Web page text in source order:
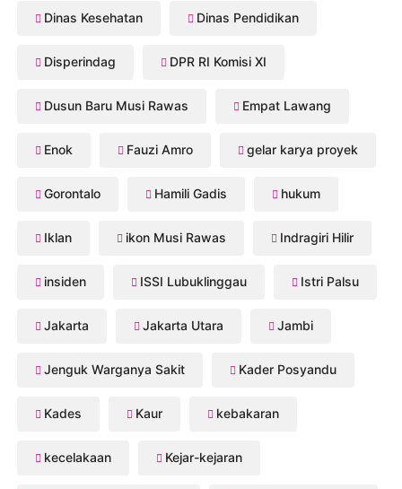
Dinas Kesehatan Dinas Pendidikan
Disperindag DPR RI Komisi XI
Dusun Baru Musi Rawas Empat Lawang
Enok Fauzi Amro gelar karya proyek
Gorontalo Hamili Gadis hukum
Iklan ikon Musi Rawas Indragiri Hilir
insiden ISSI Lubuklinggau Istri Palsu
Jakarta Jakarta Utara Jambi
Jenguk Warganya Sakit Kader Posyandu
Kades Kaur kebakaran
kecelakaan Kejar-kejaran